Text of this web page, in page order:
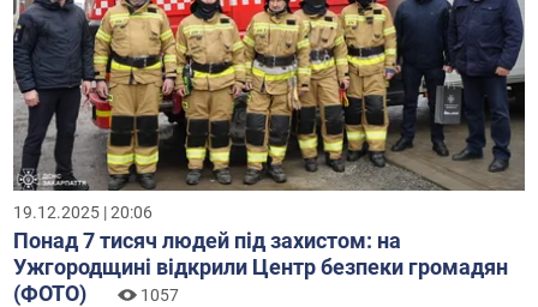
19.12.2025 | 20:06
Понад 7 тисяч людей під захистом: на
Ужгородщині відкрили Центр безпеки громадян
(ФОТО)
1057